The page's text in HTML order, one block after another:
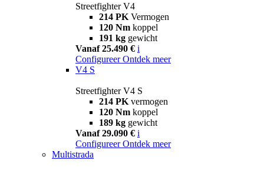
Streetfighter V4
214 PK Vermogen
120 Nm koppel
191 kg gewicht
Vanaf 25.490 € i
Configureer Ontdek meer
V4 S
Streetfighter V4 S
214 PK vermogen
120 Nm koppel
189 kg gewicht
Vanaf 29.090 € i
Configureer Ontdek meer
Multistrada